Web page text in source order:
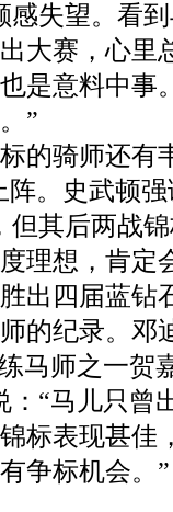
失望。看
大赛，心里
是意料中事
”
的骑师还有
阵。史武顿
但其后两战
理想，肯定
出四届蓝钻
的纪录。邓
马师之一贺
：“马儿只曾
标表现甚佳
争标机会。”